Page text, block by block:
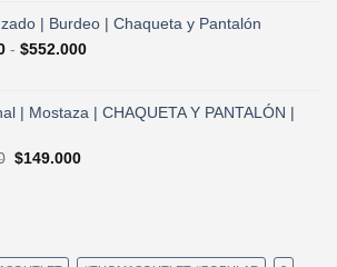
era:
$490.000.
es:
| Burdeo | Chaqueta y Pantalón
- $552.000Rango
desde
| Mostaza | CHAQUETA Y PANTALÓN |
El
$149.000El